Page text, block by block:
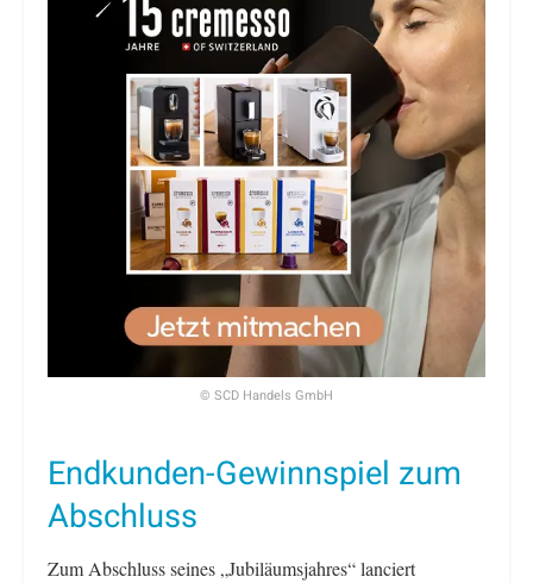
© SCD Handels GmbH
Endkunden-Gewinnspiel zum
Abschluss
Zum Abschluss seines „Jubiläumsjahres“ lanciert